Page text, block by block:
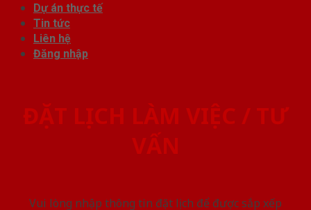
Dự án thực tế
Tin tức
Liên hệ
Đăng nhập
ĐẶT LỊCH LÀM VIỆC / TƯ
VẤN
Vui lòng nhập thông tin đặt lịch để được sắp xếp